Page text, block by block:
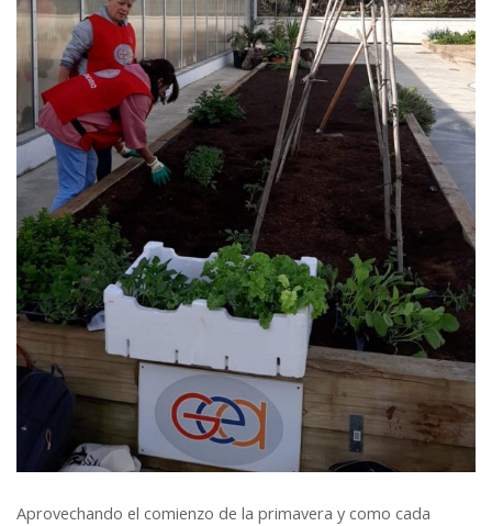
Aprovechando el comienzo de la primavera y como cada